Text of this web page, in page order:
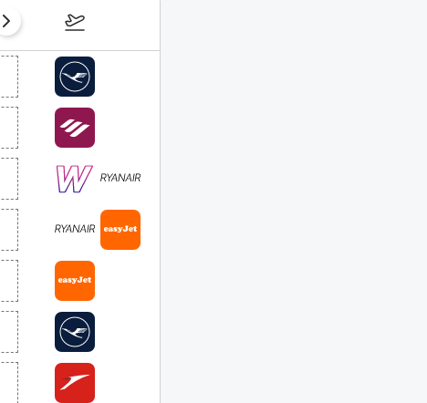
17–23 de agosto de 2026